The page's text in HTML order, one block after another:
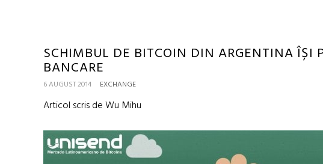
SCHIMBUL DE BITCOIN DIN ARGENTINA ÎȘI
BANCARE
6 AUGUST 2014 EXCHANGE
Articol scris de Wu Mihu